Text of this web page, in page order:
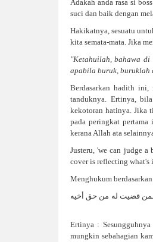
Adakah anda rasa si
suci dan baik dengan
Hakikatnya, sesuatu
kita semata-mata. Jika
"Ketahuilah, bahawa
apabila buruk, buruklah
Berdasarkan hadith ini,
tanduknya. Ertinya,
kekotoran hatinya. Jika
pada peringkat
kerana Allah ata
Justeru, 'we can judge a
cover is reflecting what's
Menghukum
فمن قضيت له من حق أخيه
Ertinya :
mungkin sebahagian